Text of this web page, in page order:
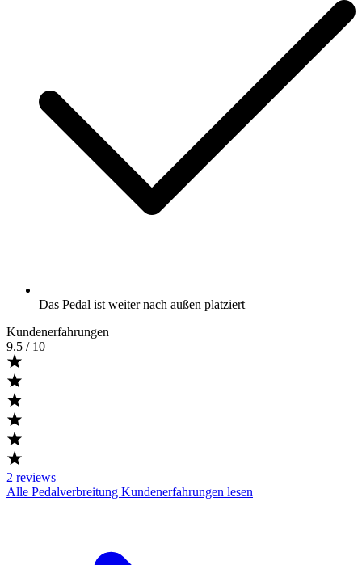
Das Pedal ist weiter nach außen platziert
Kundenerfahrungen
9.5 / 10
2 reviews
Alle Pedalverbreitung Kundenerfahrungen lesen